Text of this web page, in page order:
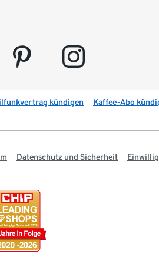
pinterest instagram
kündigen Kaffee-Abo
Datenschutz und Sicherheit